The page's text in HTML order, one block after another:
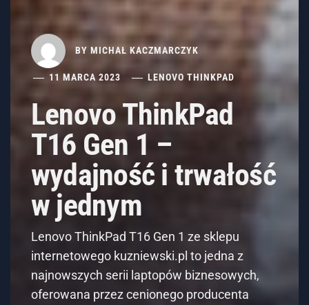
BY MICHAŁ KACZMARCZYK
11 MARCA 2023 LENOVO THINKPAD
Lenovo ThinkPad
T16 Gen 1 –
wydajność i trwałość
w jednym
Lenovo ThinkPad T16 Gen 1 ze sklepu
internetowego kuzniewski.pl to jedna z
najnowszych serii laptopów biznesowych,
oferowana przez cenionego producenta